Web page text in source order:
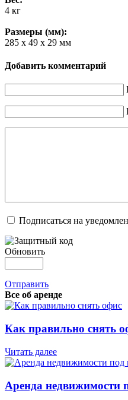
4 кг
Размеры (мм):
285 х 49 х 29 мм
Добавить комментарий
Подписаться на
Обновить
Отправить
Все об аренде
Как правильно снять
Читать далее
Аренда недвижимости